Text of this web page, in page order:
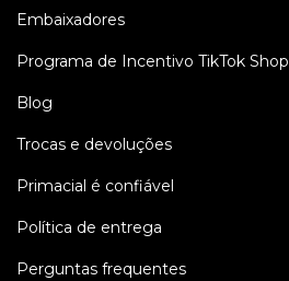
Embaixadores
Programa de Incentivo TikTok Shop
Blog
Trocas e devoluções
Primacial é confiável
Política de entrega
Perguntas frequentes